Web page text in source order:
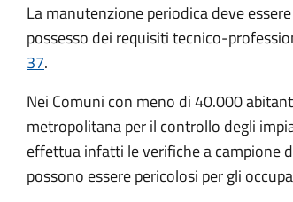
La manutenzione periodica deve
possesso dei requisiti tecnico-
37.
Nei Comuni con meno di 40.000
metropolitana per il controllo degli
effettua infatti le verifiche a campione
possono essere pericolosi per gli